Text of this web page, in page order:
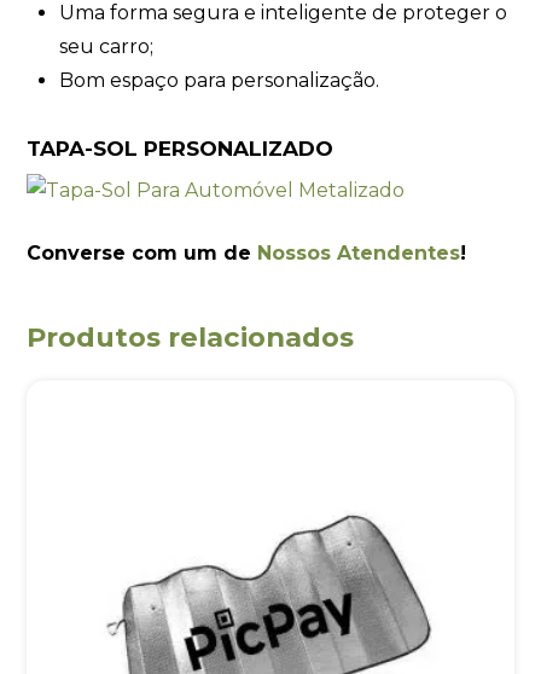
Uma forma segura e inteligente de proteger o
seu carro;
Bom espaço para personalização.
TAPA-SOL PERSONALIZADO
Converse com um de Nossos Atendentes!
Produtos relacionados